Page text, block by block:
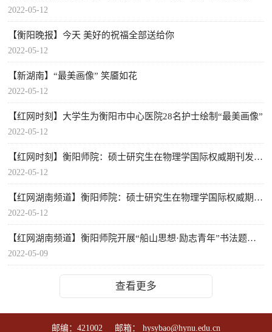
2022-05-12
【衡阳晚报】今天 美好的祝福全部送给你
2022-05-12
【新湖南】“最美画像” 笑靥如花
2022-05-12
【红网时刻】大学生为衡阳市中心医院28名护士绘制“最美画像”
2022-05-12
【红网时刻】衡阳师院：硕士研究生在物理学国际权威期刊发表封面论文
2022-05-12
【红网湖南频道】衡阳师院：硕士研究生在物理学国际权威期刊发表封面论文
2022-05-12
【红网湖南频道】衡阳师院开展“船山思想·励志青年”书法题勉主题活动
2022-05-09
查看更多
邮编：421002 邮箱： hysybao@hynu.edu.cn